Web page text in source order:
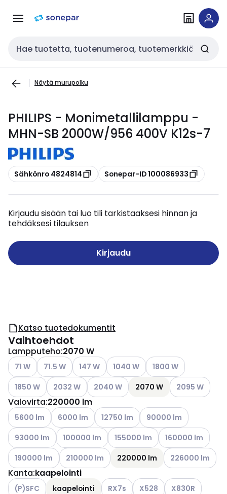
navigointiinsisältöön
Haku
Näytä murupolku
PHILIPS - Monimetallilamppu -
MHN-SB 2000W/956 400V K12s-7
Kopioi
Sähkönro 4824814 Kopioi
Sonepar-ID 100086933
Kirjaudu sisään tai luo tili tarkistaaksesi hinnan ja
tehdäksesi tilauksen
Kirjaudu
Katso tuotedokumentit
Vaihtoehdot
Lampputeho:2070 W
Katso käytettävissä olevat vaihtoehdot
71 W Katso käytettävissä olevat vaihtoehdot
71.5 W Katso käytettävissä olevat vaihtoehdot
147 W Katso käytettävissä olevat
1040 W Katso käytettävissä
1800 W
Katso käytettävissä olevat vaihtoehdot
1850 W Katso käytettävissä olevat vaihtoehdot
2032 W Katso käytettävissä olevat vaihtoehdot
2040 W 2070 W Katso
2095 W
Valovirta:220000 lm
Katso käytettävissä olevat vaihtoehdot
5600 lm Katso käytettävissä olevat vaihtoehdot
6000 lm Katso käytettävissä olevat
12750 lm Katso käytettävissä
90000 lm
Katso käytettävissä olevat vaihtoehdot
93000 lm Katso käytettävissä olevat vaihtoehdot
100000 lm Katso käytettävissä olevat
155000 lm Katso
160000 lm
Katso käytettävissä olevat vaihtoehdot
190000 lm Katso käytettävissä olevat vaihtoehdot
210000 lm 220000 lm Katso
226000 lm
Kanta:kaapelointi
Katso käytettävissä olevat vaihtoehdot
(P)SFC kaapelointi Katso käytettävissä olevat
RX7s Katso käytettävissä
X528 Katso
X830R